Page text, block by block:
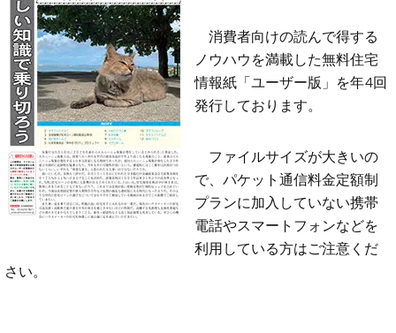
消費者向けの読んで得する
ノウハウを満載した無料住宅
情報紙「ユーザー版」を年4回
発行しております。
ファイルサイズが大きいの
で、パケット通信料金定額制
プランに加入していない携帯
電話やスマートフォンなどを
利用している方はご注意くだ
さい。